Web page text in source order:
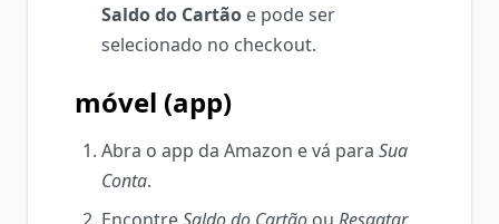
Saldo do Cartãoe pode ser
selecionado no checkout.
móvel (app)
Abra o app da Amazon e vá para Sua
Conta.